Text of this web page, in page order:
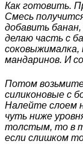
Как готовить.
Смесь
добавить
делаю часть с
мандаринов. И
Потом
силиконовые с
Налейте слоем
чуть ниже
толстым, то в
если слишком